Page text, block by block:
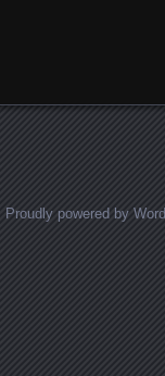
Proudly powered by